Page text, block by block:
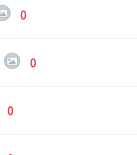
0
0
0